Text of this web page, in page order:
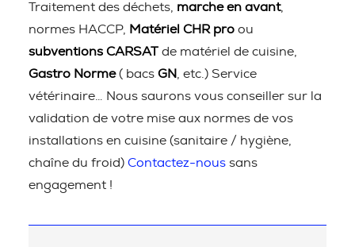
Traitement des déchets, marche en avant,
normes HACCP,
Matériel CHR pro ou
subventions CARSAT de matériel de cuisine,
Gastro Norme( bacs GN
, etc.) Service
vétérinaire… Nous saurons vous conseiller sur la
validation de votre mise aux normes de vos
installations en cuisine (sanitaire / hygiène,
chaîne du froid) Contactez-nous sans
engagement !